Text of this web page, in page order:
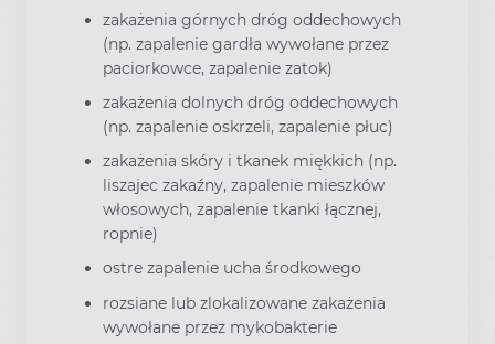
zakażenia górnych dróg oddechowych
(np. zapalenie gardła wywołane przez
paciorkowce, zapalenie zatok)
zakażenia dolnych dróg oddechowych
(np. zapalenie oskrzeli, zapalenie płuc)
zakażenia skóry i tkanek miękkich (np.
liszajec zakaźny, zapalenie mieszków
włosowych, zapalenie tkanki łącznej,
ropnie)
ostre zapalenie ucha środkowego
rozsiane lub zlokalizowane zakażenia
wywołane przez mykobakterie